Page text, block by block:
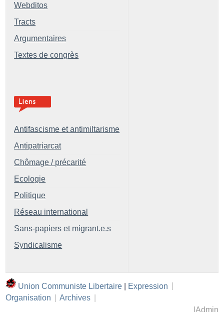
Webditos
Tracts
Argumentaires
Textes de congrès
Antifascisme et antimiltarisme
Antipatriarcat
Chômage / précarité
Ecologie
Politique
Réseau international
Sans-papiers et migrant.e.s
Syndicalisme
Union Communiste Libertaire | Expression
Organisation
Archives
Admin